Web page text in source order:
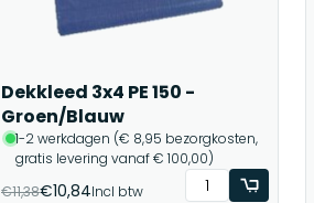
Dekkleed 3x4 PE 150 -
Groen/Blauw
1-2 werkdagen (€ 8,95 bezorgkosten,
gratis levering vanaf € 100,00)
€11,38€10,84Incl btw